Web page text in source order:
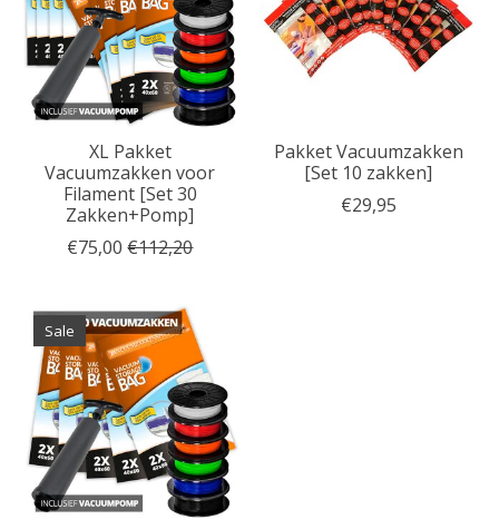
XL Pakket
Vacuumzakken voor
Filament [Set 30
Zakken+Pomp]
€75,00 €112,20
Pakket Vacuumzakken
[Set 10 zakken]
€29,95
Sale